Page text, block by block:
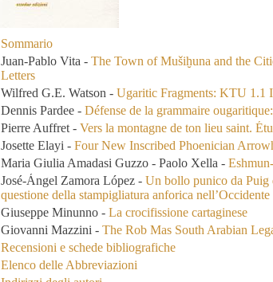
Sommario
Juan-Pablo Vita - The Town of Mušiḫuna and the
Letters
Wilfred G.E. Watson - Ugaritic Fragments: KTU 1.1
Dennis Pardee - Défense de la grammaire
Pierre Auffret - Vers la montagne de ton lieu saint.
Josette Elayi - Four New Inscribed Phoenician
Maria Giulia Amadasi Guzzo - Paolo Xella -
José-Ángel Zamora López - Un bollo punico da Puig
questione della stampigliatura anforica nell’Occidente
Giuseppe Minunno - La crocifissione cartaginese
Giovanni Mazzini - The Rob Mas South Arabian
Recensioni e schede bibliografiche
Elenco delle Abbreviazioni